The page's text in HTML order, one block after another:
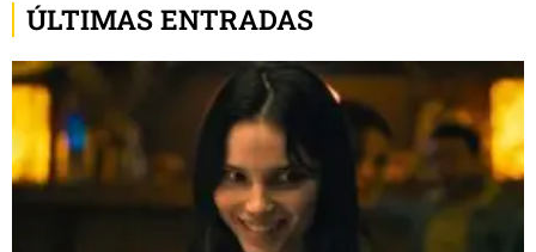
ÚLTIMAS ENTRADAS